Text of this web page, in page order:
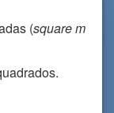
(square m